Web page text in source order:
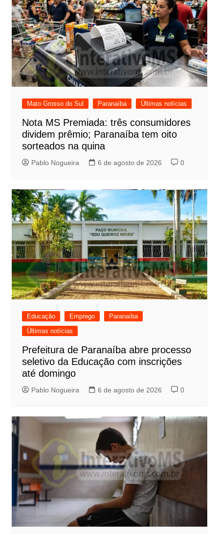
Mato Grosso do Sul Paranaíba Últimas notícias
Nota MS Premiada: três consumidores
dividem prêmio; Paranaíba tem oito
sorteados na quina
Pablo Nogueira 6 de agosto de 2026 0
Educação Emprego
Paranaíba
Últimas notícias
Prefeitura de Paranaíba abre processo
seletivo da Educação com inscrições
até domingo
Pablo Nogueira 6 de agosto de 2026 0